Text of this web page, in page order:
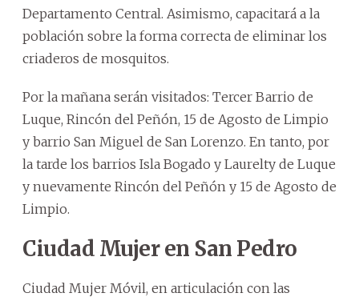
Departamento Central. Asimismo, capacitará a la
población sobre la forma correcta de eliminar los
criaderos de mosquitos.
Por la mañana serán visitados: Tercer Barrio de
Luque, Rincón del Peñón, 15 de Agosto de Limpio
y barrio San Miguel de San Lorenzo. En tanto, por
la tarde los barrios Isla Bogado y Laurelty de Luque
y nuevamente Rincón del Peñón y 15 de Agosto de
Limpio.
Ciudad Mujer en San Pedro
Ciudad Mujer Móvil, en articulación con las